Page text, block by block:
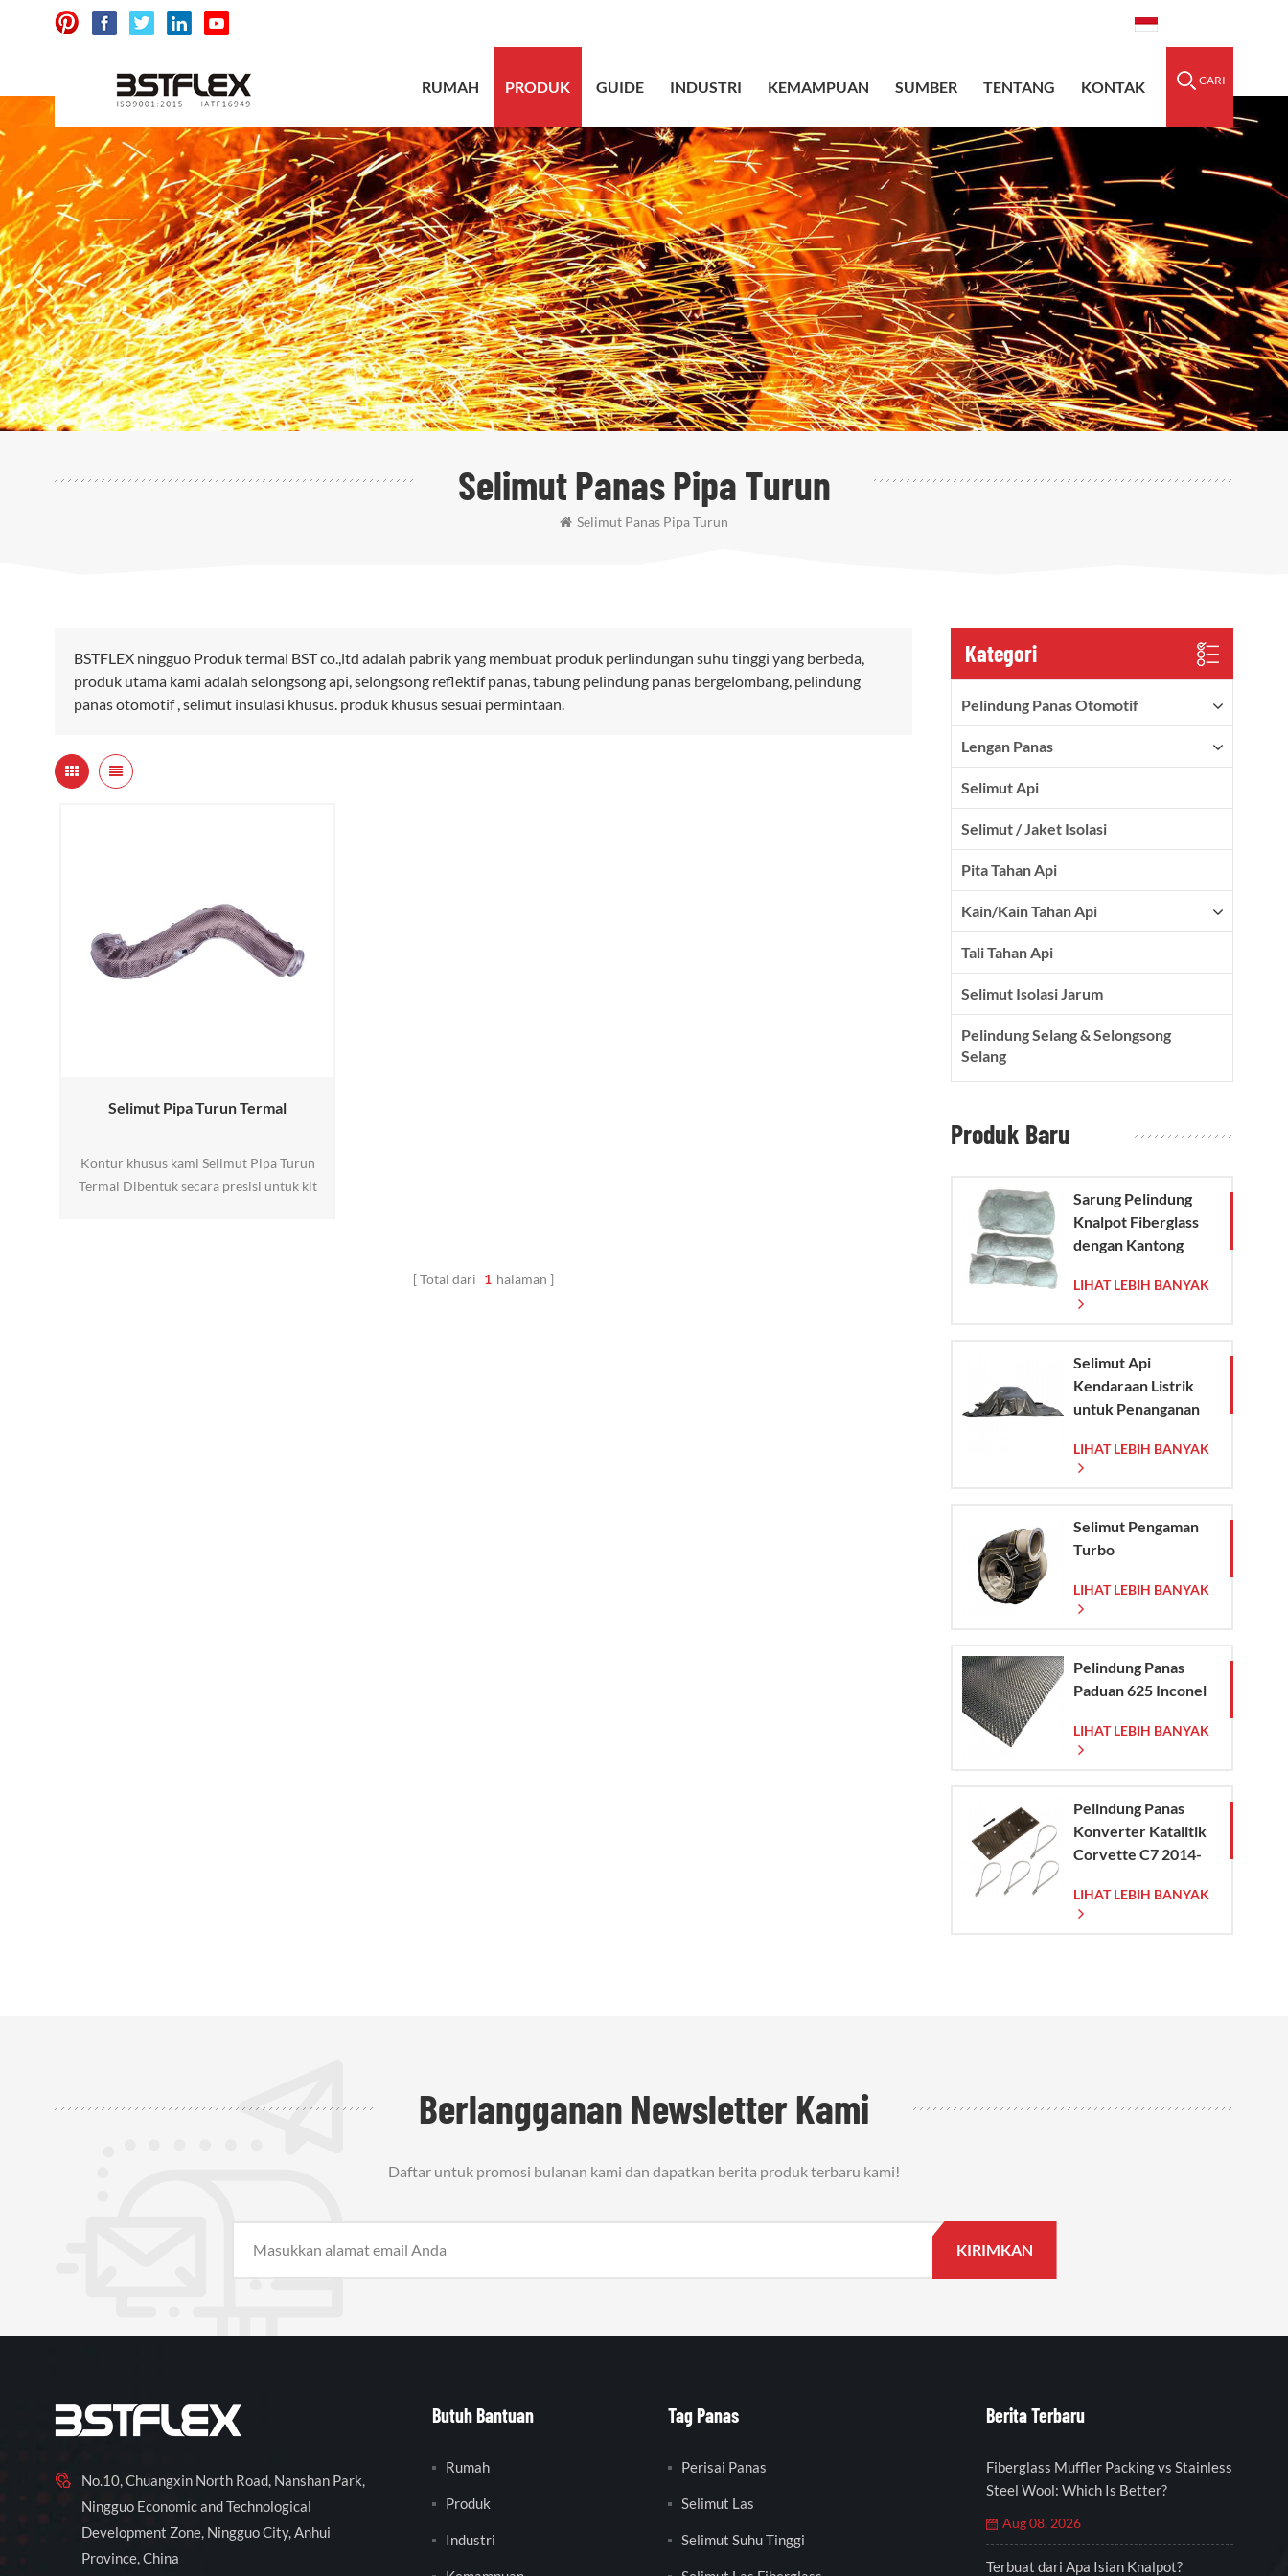
CARI
RUMAH PRODUK GUIDE INDUSTRI KEMAMPUAN SUMBER TENTANG KONTAK
Selimut Panas Pipa Turun
Selimut Panas Pipa Turun
BSTFLEX ningguo Produk termal BST co.,ltd adalah pabrik yang membuat produk perlindungan suhu tinggi yang berbeda,
produk utama kami adalah selongsong api, selongsong reflektif panas, tabung pelindung panas bergelombang, pelindung
panas otomotif , selimut insulasi khusus. produk khusus sesuai permintaan.
Selimut Pipa Turun Termal
Kontur khusus kami Selimut Pipa Turun
Termal Dibentuk secara presisi untuk kit
Total dari 1 halaman
Kategori
Pelindung Panas Otomotif
Lengan Panas
Selimut Api
Selimut / Jaket Isolasi
Pita Tahan Api
Kain/kain Tahan Api
Tali Tahan Api
Selimut Isolasi Jarum
Pelindung Selang & Selongsong
Selang
Produk Baru
Sarung Pelindung
Knalpot Fiberglass
dengan Kantong
Anyaman
LIHAT LEBIH BANYAK
Selimut Api
Kendaraan Listrik
untuk Penanganan
Kendaraan Listrik
dan Mobil
LIHAT LEBIH BANYAK
Selimut Pengaman
Turbo
LIHAT LEBIH BANYAK
Pelindung Panas
Paduan 625 Inconel
LIHAT LEBIH BANYAK
Pelindung Panas
Konverter Katalitik
Corvette C7 2014-
LIHAT LEBIH BANYAK
Berlangganan Newsletter Kami
Daftar untuk promosi bulanan kami dan dapatkan berita produk terbaru kami!
No.10, Chuangxin North Road, Nanshan Park,
Ningguo Economic and Technological
Development Zone, Ningguo City, Anhui
Province, China
Butuh Bantuan
Rumah
Produk
Industri
Tag Panas
Perisai Panas
Selimut Las
Selimut Suhu Tinggi
Berita Terbaru
Fiberglass Muffler Packing vs Stainless
Steel Wool: Which Is Better?
Aug 08, 2026
Terbuat dari Apa Isian Knalpot?